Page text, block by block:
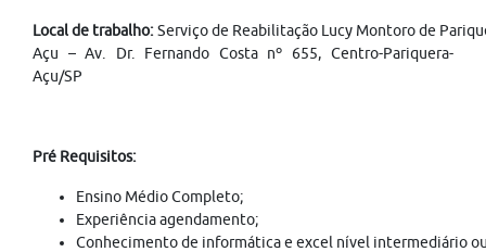
Local de trabalho:Serviço de Reabilitação Lucy Montoro de
Açu – Av. Dr. Fernando Costa nº 655, Centro-Pariquera-
Açu/SP
Pré Requisitos:
Ensino Médio Completo;
Experiência agendamento;
Conhecimento de informática e excel nível intermediário